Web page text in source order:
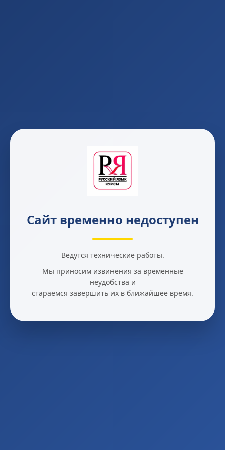
Сайт временно недоступен
Ведутся технические работы.
Мы приносим извинения за временные
неудобства и
стараемся завершить их в ближайшее время.